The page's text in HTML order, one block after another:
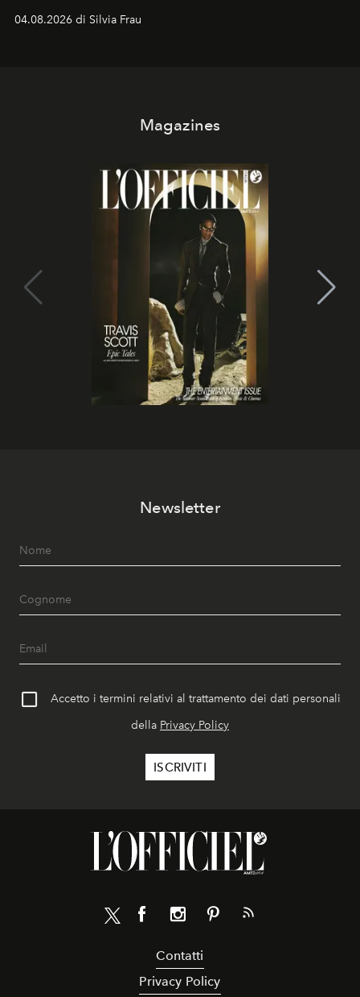
04.08.2026 di Silvia Frau
Magazines
Newsletter
Accetto i termini relativi al trattamento dei dati personali
della Privacy Policy
Contatti
Privacy Policy